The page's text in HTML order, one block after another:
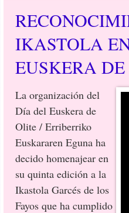
IKASTOLA
EUSKERA
La organización del
Día del Euskera de
Olite / Erriberriko
Euskararen Eguna ha
decido homenajear en
su quinta edición a la
Ikastola Garcés de los
Fayos que ha cumplido